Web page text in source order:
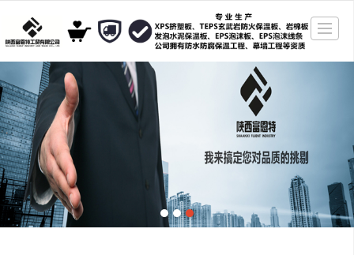
很遗憾，因您的浏览器版本过低导致无法获得最佳浏览体验，推荐下载安装谷歌浏览器！
网站首页公司介绍 产品展示 新闻动态 2019年成功案例